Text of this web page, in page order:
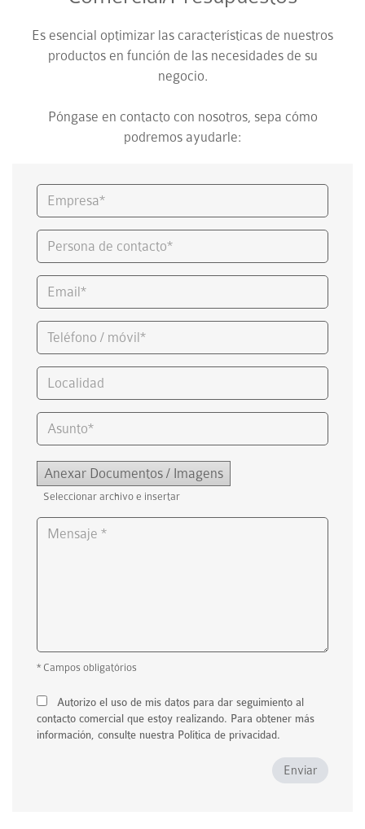
Es esencial optimizar las características de nuestros
productos en función de las necesidades de su
negocio.
Póngase en contacto con nosotros, sepa cómo
podremos ayudarle:
Anexar Documentos / Imagens
Seleccionar archivo e insertar
* Campos obligatórios
Autorizo ​​el uso de mis datos para dar seguimiento al
contacto comercial que estoy realizando. Para obtener más
información, consulte nuestra Política de privacidad.
Enviar